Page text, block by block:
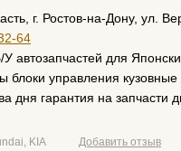
г. Ростов-на-Дону, ул.
64
автозапчастей для
блоки управления
дня гарантия на запчасти
KIA Добавить отзыв